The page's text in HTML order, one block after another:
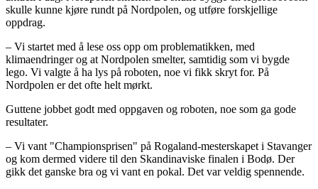
skulle kunne kjøre rundt på Nordpolen, og utføre forskjellige
oppdrag.
– Vi startet med å lese oss opp om problematikken, med
klimaendringer og at Nordpolen smelter, samtidig som vi bygde
lego. Vi valgte å ha lys på roboten, noe vi fikk skryt for. På
Nordpolen er det ofte helt mørkt.
Guttene jobbet godt med oppgaven og roboten, noe som ga gode
resultater.
– Vi vant "Championsprisen" på Rogaland-mesterskapet i Stavanger
og kom dermed videre til den Skandinaviske finalen i Bodø. Der
gikk det ganske bra og vi vant en pokal. Det var veldig spennende.